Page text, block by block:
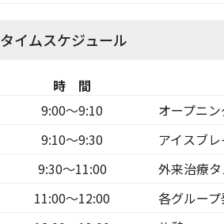
タイムスケジュール
時 間
9:00～9:10
オープニ
9:10～9:30
アイスブレ
9:30～11:00
外来治療
11:00～12:00
各グルー